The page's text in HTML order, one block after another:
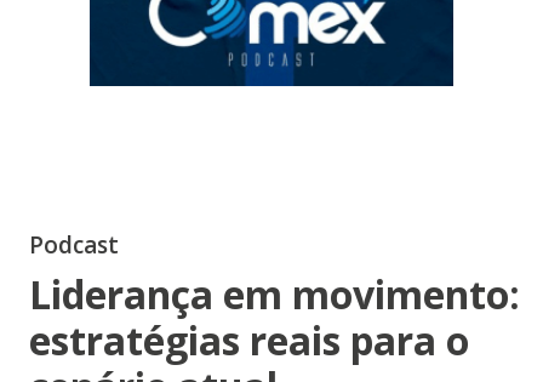
Podcast
Liderança em movimento:
estratégias reais para o